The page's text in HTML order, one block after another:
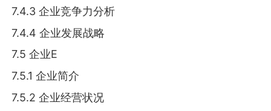
7.4.3 企业竞争力分析
7.4.4 企业发展战略
7.5 企业E
7.5.1 企业简介
7.5.2 企业经营状况